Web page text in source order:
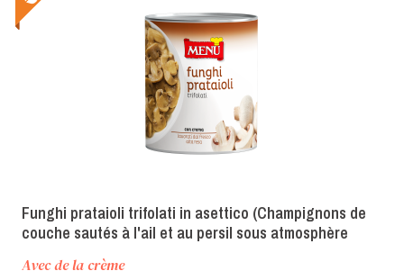
Funghi prataioli trifolati in asettico (Champignons de
couche sautés à l'ail et au persil sous atmosphère
Avec de la crème